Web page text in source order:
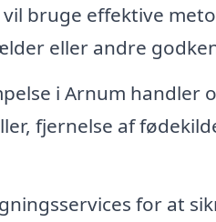
bruge effektive
eller andre
i Arnum handler
fjernelse af
for at